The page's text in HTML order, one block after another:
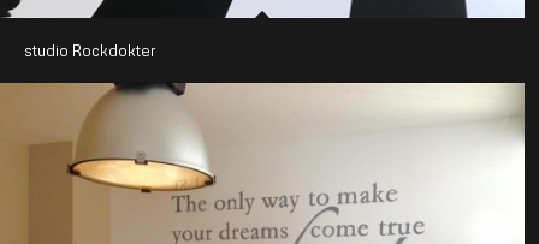
studio Rockdokter